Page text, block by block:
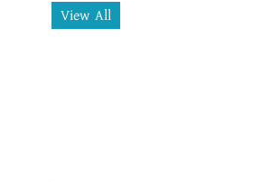
View All